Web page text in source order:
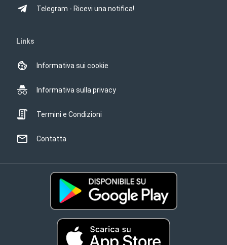
Telegram - Ricevi una notifica!
Links
Informativa sui cookie
Informativa sulla privacy
Termini e Condizioni
Contatta